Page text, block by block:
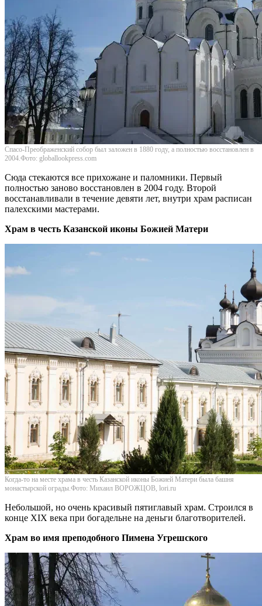
Спасо-Преображенский собор был заложен в 1880 году, а полностью восстановлен в
2004.Фото: globallookpress.com
Сюда стекаются все прихожане и паломники. Первый
полностью заново восстановлен в 2004 году. Второй
восстанавливали в течение девяти лет, внутри храм расписан
палехскими мастерами.
Храм в честь Казанской иконы Божией Матери
Когда-то на месте храма в честь Казанской иконы Божией Матери была башня
монастырской ограды.Фото: Михаил ВОРОЖЦОВ, lori.ru
Небольшой, но очень красивый пятиглавый храм. Строился в
конце XIX века при богадельне на деньги благотворителей.
Храм во имя преподобного Пимена Угрешского